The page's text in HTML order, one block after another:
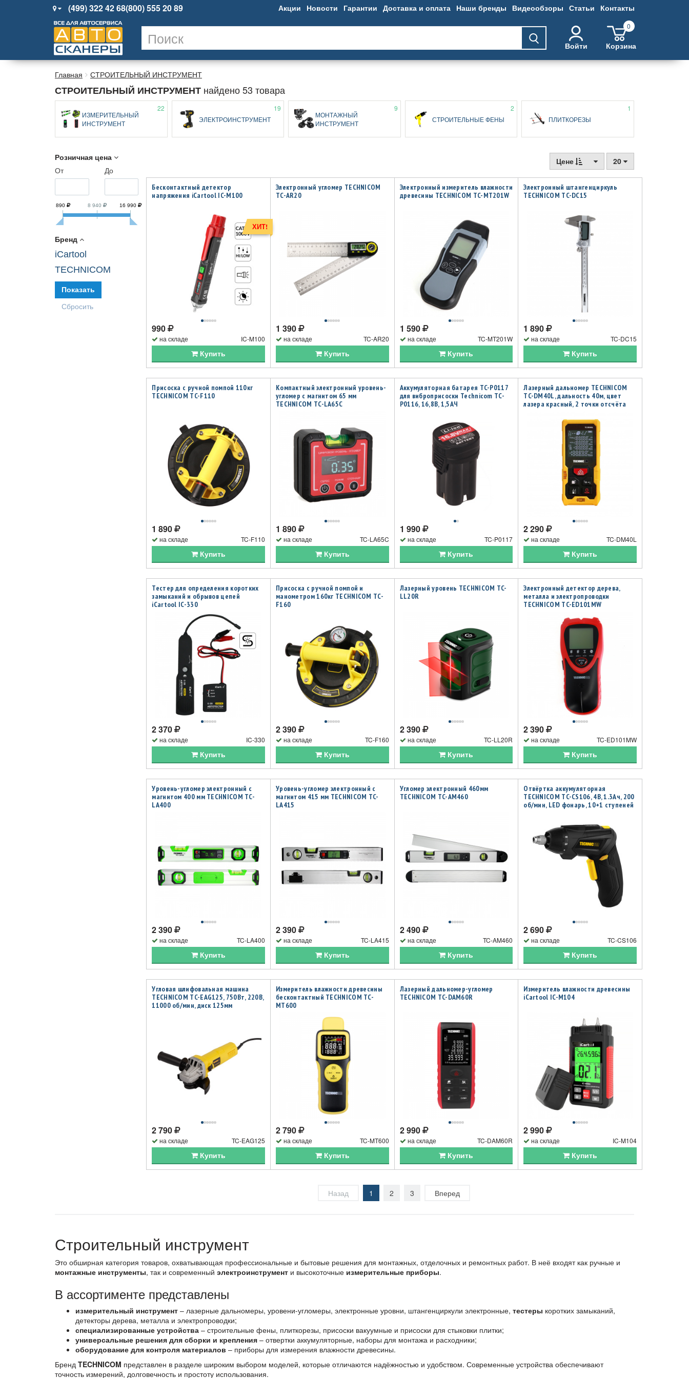
(499) 322 42 68(800) 555 20 89 Акции Новости Гарантии Доставка и оплата Наши бренды Видеообзоры Статьи Контакты
Войти
0
Корзина
Главная СТРОИТЕЛЬНЫЙ ИНСТРУМЕНТ
СТРОИТЕЛЬНЫЙ ИНСТРУМЕНТ найдено 53 товара
ИЗМЕРИТЕЛЬНЫЙ
ИНСТРУМЕНТ
22
ЭЛЕКТРОИНСТРУМЕНТ
19
МОНТАЖНЫЙ
ИНСТРУМЕНТ
9
СТРОИТЕЛЬНЫЕ ФЕНЫ
2
ПЛИТКОРЕЗЫ
1
Розничная цена
От
До
890 8 940 16 990
Бренд
iCartool
TECHNICOM
Цене 20
Бесконтактный детектор
напряжения iCartool IC-M100
990
на складе IC-M100
Купить
ХИТ!
Электронный угломер TECHNICOM
TC-AR20
1 390
на складе TC-AR20
Купить
Электронный измеритель влажности
древесины TECHNICOM TC-MT201W
1 590
на складе TC-MT201W
Купить
Электронный штангенциркуль
TECHNICOM TC-DC15
1 890
на складе TC-DC15
Купить
Присоска с ручной помпой 110кг
TECHNICOM TC-F110
1 890
на складе TC-F110
Купить
Компактный электронный уровень-
угломер с магнитом 65 мм
TECHNICOM TC-LA65C
1 890
на складе TC-LA65C
Купить
Аккумуляторная батарея TC-P0117
для виброприсоски Technicom TC-
P0116, 16,8В, 1,5АЧ
1 990
на складе TC-P0117
Купить
Лазерный дальномер TECHNICOM
TC-DM40L, дальность 40м, цвет
лазера красный, 2 точки отсчёта
2 290
на складе TC-DM40L
Купить
Тестер для определения коротких
замыканий и обрывов цепей
iCartool IC-330
2 370
на складе IC-330
Купить
Присоска с ручной помпой и
манометром 160кг TECHNICOM TC-
F160
2 390
на складе TC-F160
Купить
Лазерный уровень TECHNICOM TC-
LL20R
2 390
на складе TC-LL20R
Купить
Электронный детектор дерева,
металла и электропроводки
TECHNICOM TC-ED101MW
2 390
на складе TC-ED101MW
Купить
Уровень-угломер электронный с
магнитом 400 мм TECHNICOM TC-
LA400
2 390
на складе TC-LA400
Купить
Уровень-угломер электронный с
магнитом 415 мм TECHNICOM TC-
LA415
2 390
на складе TC-LA415
Купить
Угломер электронный 460мм
TECHNICOM TC-AM460
2 490
на складе TC-AM460
Купить
Отвёртка аккумуляторная
TECHNICOM TC-CS106, 4В, 1.3Ач, 200
об/мин, LED фонарь, 10+1 ступеней
2 690
на складе TC-CS106
Купить
Угловая шлифовальная машина
TECHNICOM TC-EAG125, 750Вт, 220В,
11000 об/мин, диск 125мм
2 790
на складе TC-EAG125
Купить
Измеритель влажности древесины
бесконтактный TECHNICOM TC-
MT600
2 790
на складе TC-MT600
Купить
Лазерный дальномер-угломер
TECHNICOM TC-DAM60R
2 990
на складе TC-DAM60R
Купить
Измеритель влажности древесины
iCartool IC-M104
2 990
на складе IC-M104
Купить
Назад 1 2 3 Вперед
Строительный инструмент
Это обширная категория товаров, охватывающая профессиональные и бытовые решения для монтажных, отделочных и ремонтных работ. В неё входят как ручные и
монтажные инструменты, так и современный электроинструмент и высокоточные измерительные приборы.
В ассортименте представлены
измерительный инструмент – лазерные дальномеры, уровени-угломеры, электронные уровни, штангенциркули электронные, тестеры коротких замыканий,
детекторы дерева, металла и электропроводки;
специализированные устройства – строительные фены, плиткорезы, присоски вакуумные и присоски для стыковки плитки;
универсальные решения для сборки и крепления – отвертки аккумуляторные, наборы для монтажа и расходники;
оборудование для контроля материалов – приборы для измерения влажности древесины.
Бренд TECHNICOM представлен в разделе широким выбором моделей, которые отличаются надёжностью и удобством. Современные устройства обеспечивают
точность измерений, долговечность и простоту использования.